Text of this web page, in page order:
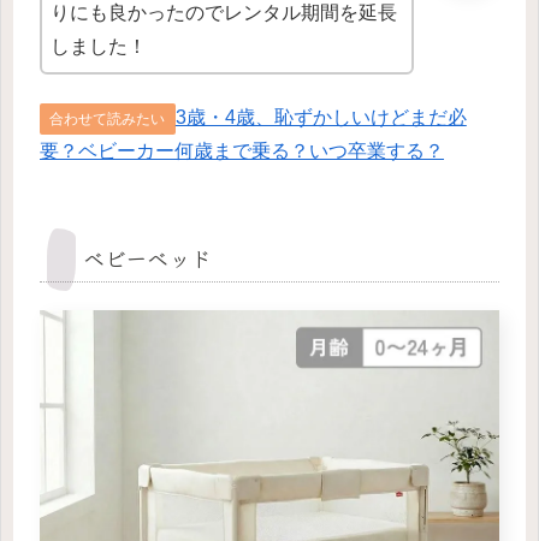
りにも良かったのでレンタル期間を延長
しました！
合わせて読みたい
3歳・4歳、恥ずかしいけどまだ必
要？ベビーカー何歳まで乗る？いつ卒業する？
ベビーベッド